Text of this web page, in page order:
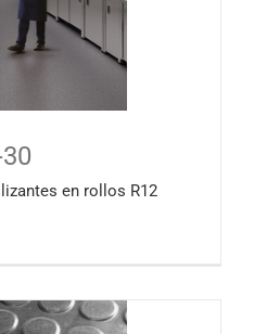
en rollos R12